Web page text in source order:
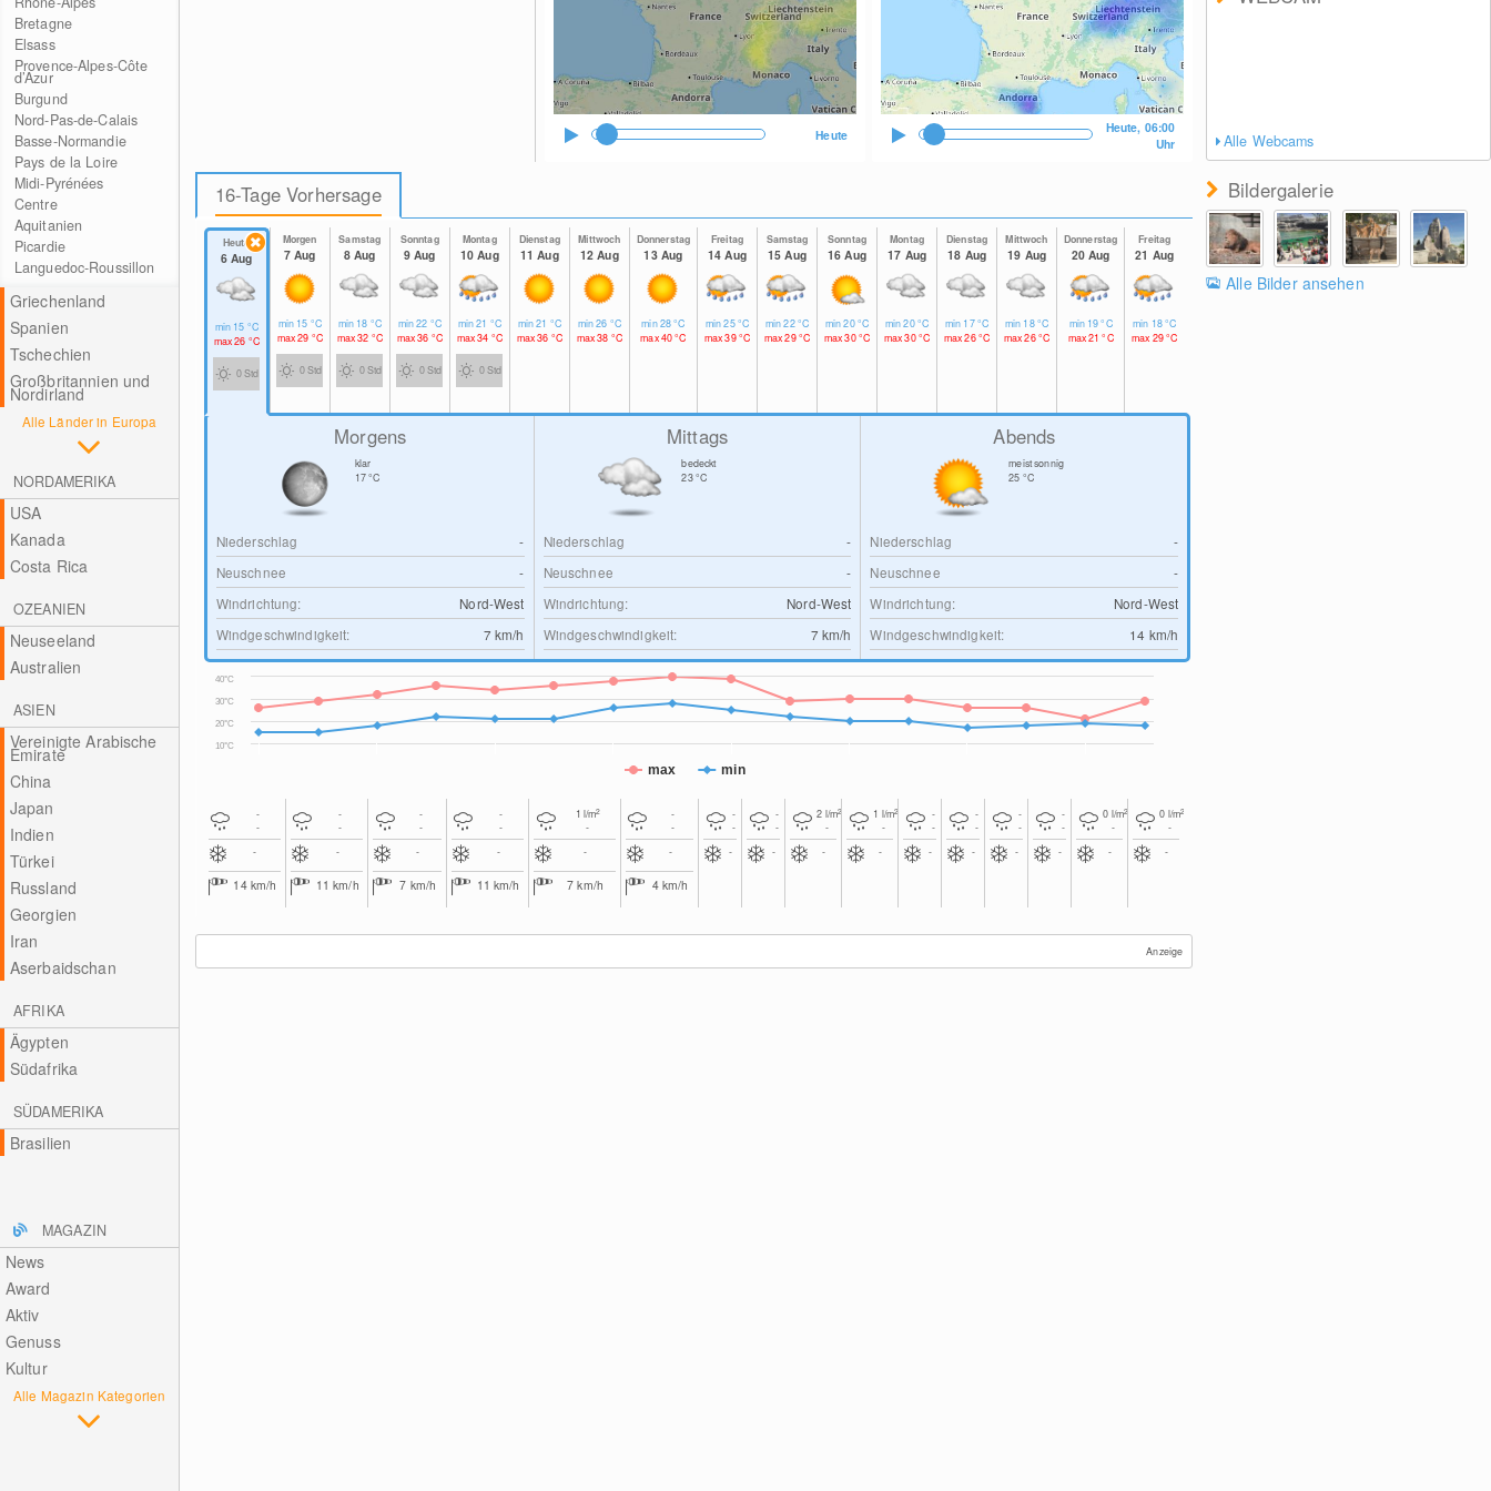
Bretagne
Elsass
Provence-Alpes-Côte
d’Azur
Burgund
Nord-Pas-de-Calais
Basse-Normandie
Pays de la Loire
Midi-Pyrénées
Centre
Aquitanien
Picardie
Languedoc-Roussillon
Griechenland
Spanien
Tschechien
Großbritannien und
Nordirland
Alle Länder in Europa
NORDAMERIKA
USA
Kanada
Costa Rica
OZEANIEN
Neuseeland
Australien
ASIEN
Vereinigte Arabische
Emirate
China
Japan
Indien
Türkei
Russland
Georgien
Iran
Aserbaidschan
AFRIKA
Ägypten
Südafrika
SÜDAMERIKA
Brasilien
MAGAZIN
News
Award
Aktiv
Genuss
Kultur
Alle Magazin Kategorien
Heute
Heute, 06:00
Uhr
16-Tage Vorhersage
Heute
6 Aug
min 15 °C
max26 °C
0 Std
Morgen
7 Aug
min 15 °C
max29 °C
0 Std
Samstag
8 Aug
min 18 °C
max32 °C
0 Std
Sonntag
9 Aug
min22 °C
max36 °C
0 Std
Montag
10 Aug
min21 °C
max34 °C
0 Std
Dienstag
11 Aug
min21 °C
max36 °C
Mittwoch
12 Aug
min26 °C
max38 °C
Donnerstag
13 Aug
min28°C
max40°C
Freitag
14 Aug
min25°C
max39°C
Samstag
15 Aug
min22°C
max29°C
Sonntag
16 Aug
min20°C
max30°C
Montag
17 Aug
min20°C
max30°C
Dienstag
18 Aug
min 17°C
max26°C
Mittwoch
19 Aug
min 18°C
max26°C
Donnerstag
20 Aug
min 19°C
max21°C
Freitag
21 Aug
min 18°C
max 29°C
Morgens
klar
17°C
Niederschlag
-
Neuschnee
-
Windrichtung:
Nord-West
Windgeschwindigkeit:
7 km/h
Mittags
bedeckt
23°C
Niederschlag
-
Neuschnee
-
Windrichtung:
Nord-West
Windgeschwindigkeit:
7 km/h
Abends
meist sonnig
25 °C
Niederschlag
-
Neuschnee
-
Windrichtung:
Nord-West
Windgeschwindigkeit:
14 km/h
max min
10°C
20°C
30°C
40°C
-
-
-
14 km/h
-
-
-
11km/h
-
-
-
7 km/h
-
-
-
11km/h
1 l/m2
-
-
7km/h
-
-
-
4 km/h
-
-
-
-
-
-
2 l/m2
-
-
1 l/m2
-
-
-
-
-
-
-
-
-
-
-
-
-
-
0 l/m2
-
-
0 l/m2
-
-
Alle Webcams
Bildergalerie
Alle Bilder ansehen
Anzeige